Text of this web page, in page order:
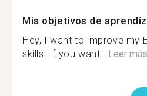
Mis objetivos de
Hey, I want to improve my
skills. If you want...Leer más